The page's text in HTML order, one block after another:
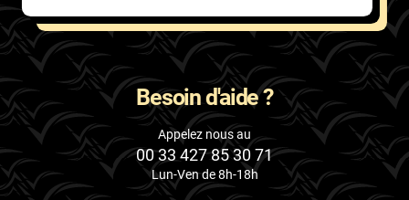
Besoin d'aide ?
Appelez nous au
00 33 427 85 30 71
Lun-Ven de 8h-18h